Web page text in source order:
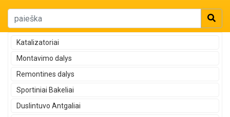
Katalizatoriai
Montavimo dalys
Remontines dalys
Sportiniai Bakeliai
Duslintuvo Antgaliai